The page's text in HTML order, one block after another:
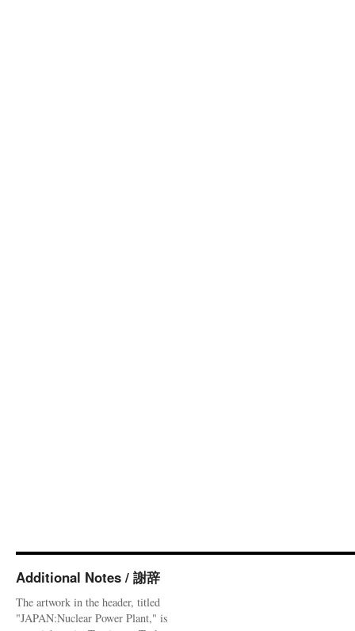
Additional Notes / 謝辞
The artwork in the header, titled
"JAPAN:Nuclear Power Plant," is